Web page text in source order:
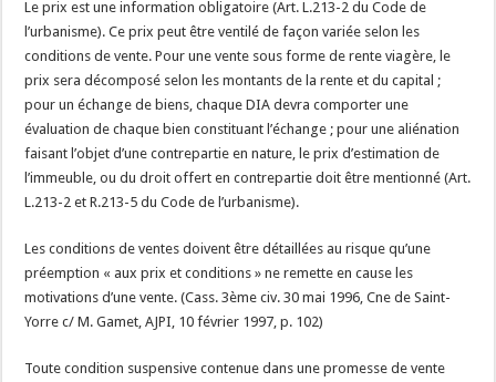
Le prix est une information obligatoire (Art. L.213-2 du Code de
l’urbanisme). Ce prix peut être ventilé de façon variée selon les
conditions de vente. Pour une vente sous forme de rente viagère, le
prix sera décomposé selon les montants de la rente et du capital ;
pour un échange de biens, chaque DIA devra comporter une
évaluation de chaque bien constituant l’échange ; pour une aliénation
faisant l’objet d’une contrepartie en nature, le prix d’estimation de
l’immeuble, ou du droit offert en contrepartie doit être mentionné (Art.
L.213-2 et R.213-5 du Code de l’urbanisme).
Les conditions de ventes doivent être détaillées au risque qu’une
préemption « aux prix et conditions » ne remette en cause les
motivations d’une vente. (Cass. 3ème civ. 30 mai 1996, Cne de Saint-
Yorre c/ M. Gamet, AJPI, 10 février 1997, p. 102)
Toute condition suspensive contenue dans une promesse de vente